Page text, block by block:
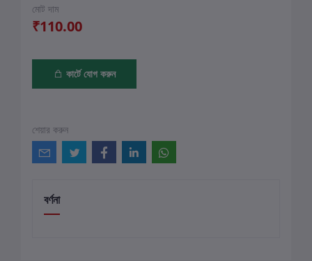
মোট দাম
₹110.00
কার্টে যোগ করুন
শেয়ার করুন
বর্ণনা